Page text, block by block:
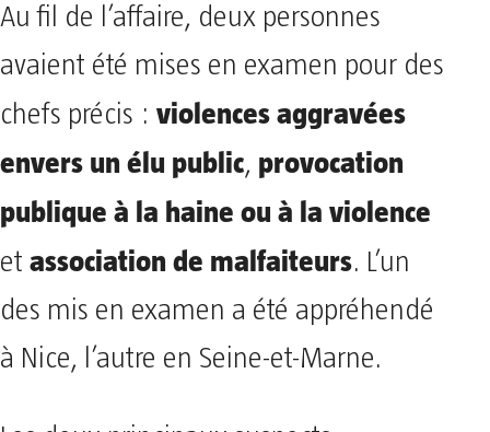
Au fil de l’affaire, deux personnes
avaient été mises en examen pour des
chefs précis : violences aggravées
envers un élu public, provocation
publique à la haine ou à la violence
et association de malfaiteurs. L’un
des mis en examen a été appréhendé
à Nice, l’autre en Seine-et-Marne.